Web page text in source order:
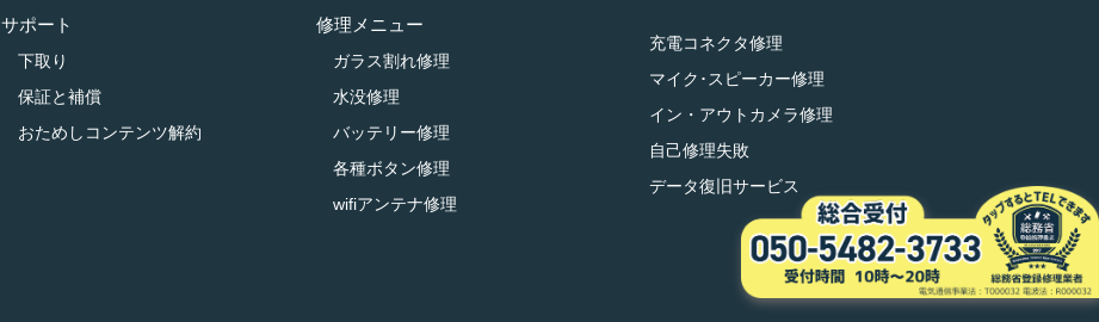
サポート
下取り
保証と補償
おためしコンテンツ解約
修理メニュー
ガラス割れ修理
水没修理
バッテリー修理
各種ボタン修理
wifiアンテナ修理
充電コネクタ修理
マイク･スピーカー修理
イン・アウトカメラ修理
自己修理失敗
データ復旧サービス